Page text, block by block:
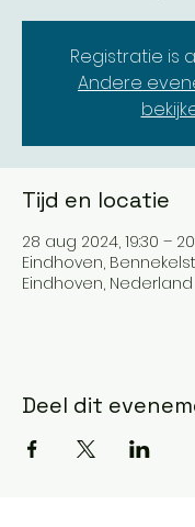
Registratie is
Andere
Tijd en locatie
28 aug 2024, 19:30 –
Eindhoven,
Eindhoven, Nederland
Deel dit